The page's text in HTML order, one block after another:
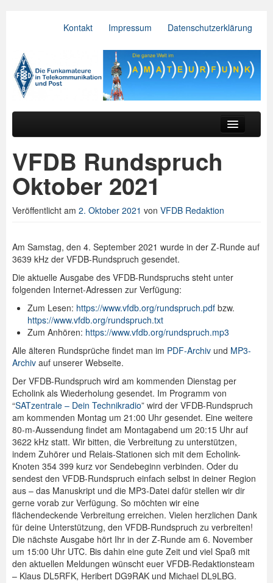
Kontakt Impressum Datenschutzerklärung
VFDB e.V.
Hauptmenü
Der Verein
Referate
BV & OV
Relais
Downloads
Spenden
Login
VFDB Rundspruch
Oktober 2021
Veröffentlicht am 2. Oktober 2021 von VFDB Redaktion
Am Samstag, den 4. September 2021 wurde in der Z-Runde auf
3639 kHz der VFDB-Rundspruch gesendet.
Die aktuelle Ausgabe des VFDB-Rundspruchs steht unter
folgenden Internet-Adressen zur Verfügung:
Zum Lesen: https://www.vfdb.org/rundspruch.pdf bzw.
https://www.vfdb.org/rundspruch.txt
Zum Anhören: https://www.vfdb.org/rundspruch.mp3
Alle älteren Rundsprüche findet man im PDF-Archiv und MP3-
Archiv auf unserer Webseite.
Der VFDB-Rundspruch wird am kommenden Dienstag per
Echolink als Wiederholung gesendet. Im Programm von
“SATzentrale – Dein Technikradio” wird der VFDB-Rundspruch
am kommenden Montag um 21:00 Uhr gesendet. Eine weitere
80-m-Aussendung findet am Montagabend um 20:15 Uhr auf
3622 kHz statt. Wir bitten, die Verbreitung zu unterstützen,
indem Zuhörer und Relais-Stationen sich mit dem Echolink-
Knoten 354 399 kurz vor Sendebeginn verbinden. Oder du
sendest den VFDB-Rundspruch einfach selbst in deiner Region
aus – das Manuskript und die MP3-Datei dafür stellen wir dir
gerne vorab zur Verfügung. So möchten wir eine
flächendeckende Verbreitung erreichen. Vielen herzlichen Dank
für deine Unterstützung, den VFDB-Rundspruch zu verbreiten!
Die nächste Ausgabe hört Ihr in der Z-Runde am 6. November
um 15:00 Uhr UTC. Bis dahin eine gute Zeit und viel Spaß mit
den aktuellen Meldungen wünscht euer VFDB-Redaktionsteam
– Klaus DL5RFK, Heribert DG9RAK und Michael DL9LBG.